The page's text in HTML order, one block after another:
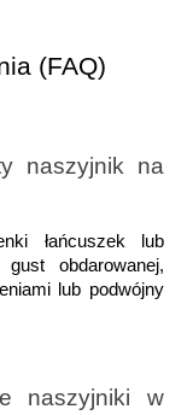
(FAQ)
naszyjnik na
łańcuszek lub
obdarowanej,
lub podwójny
naszyjniki w